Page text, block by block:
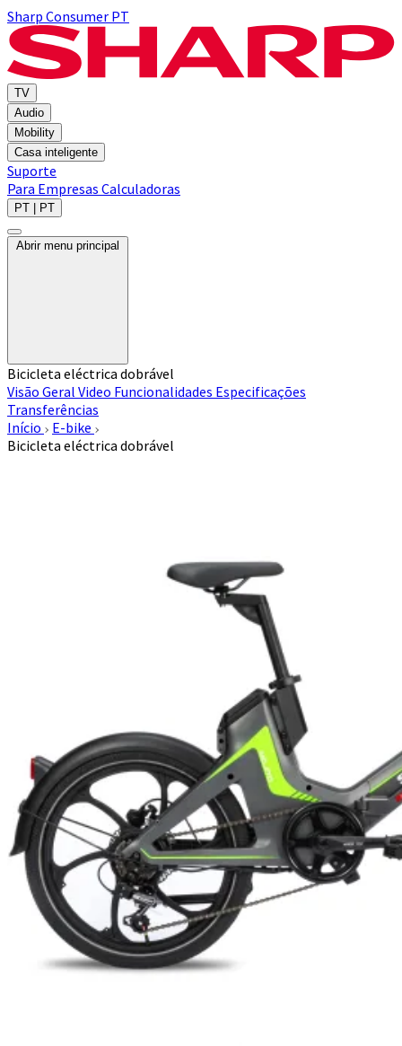
Sharp Consumer PT
TV
Audio
Mobility
Casa inteligente
Suporte
Para Empresas Calculadoras
PT | PT
Abrir menu principal
Bicicleta eléctrica dobrável
Visão Geral Video Funcionalidades Especificações
Transferências
Início
E-bike
Bicicleta eléctrica dobrável